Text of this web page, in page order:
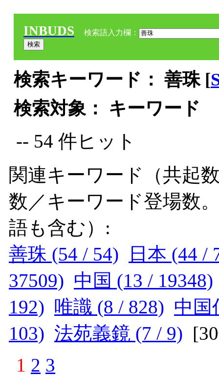
INBUDS 検索語入力欄：
検索キーワード： 善珠 [
検索対象： キーワード
-- 54 件ヒット
関連キーワード（共起
数／キーワード登場数
語も含む）:
善珠 (54 / 54)
日本 (44 /
37509) 中国 (13 / 19348)
192) 唯識 (8 / 828) 中国
103) 法苑義鏡 (7 / 9) [
1 2 3